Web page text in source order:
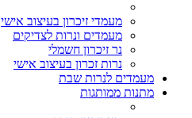
מעמדי זיכרון בעיצוב אישי
מעמדים ונרות לצדיקים
נר זיכרון חשמלי
נרות זכרון בעיצוב אישי
מעמדים לנרות שבת
מתנות ממותגות